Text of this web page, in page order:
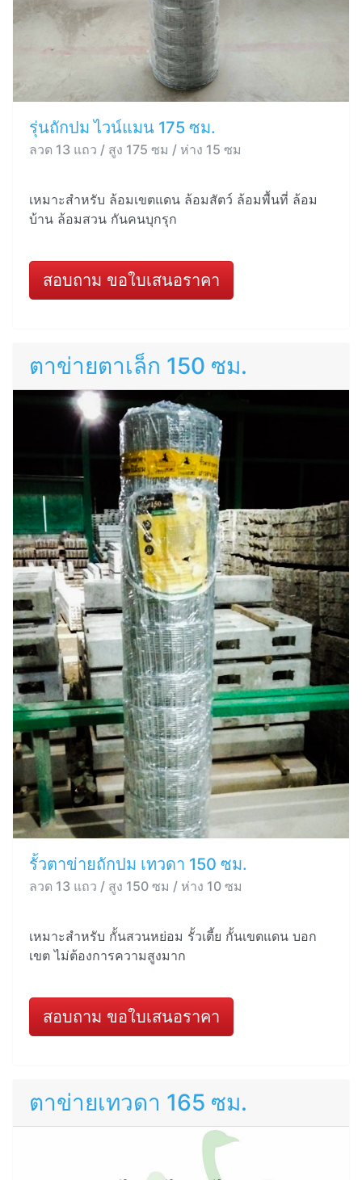
รุ่นถักปม ไวน์แมน 175 ซม.
ลวด 13 แถว / สูง 175 ซม / ห่าง 15 ซม
เหมาะสำหรับ ล้อมเขตแดน ล้อมสัตว์ ล้อมพื้นที่ ล้อม
บ้าน ล้อมสวน กันคนบุกรุก
สอบถาม ขอใบเสนอราคา
ตาข่ายตาเล็ก 150 ซม.
รั้วตาข่ายถักปม เทวดา 150 ซม.
ลวด 13 แถว / สูง 150 ซม / ห่าง 10 ซม
เหมาะสำหรับ กั้นสวนหย่อม รั้วเตี้ย กั้นเขตแดน บอก
เขต ไม่ต้องการความสูงมาก
สอบถาม ขอใบเสนอราคา
ตาข่ายเทวดา 165 ซม.